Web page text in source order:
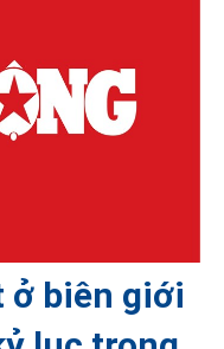
ở biên giới